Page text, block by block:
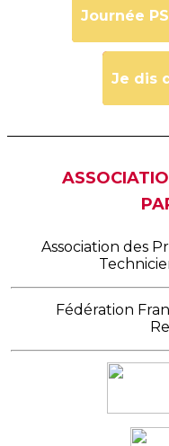
Journée
Je dis
Association des
Fédération